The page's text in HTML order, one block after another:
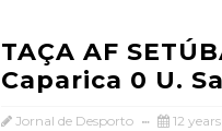
TAÇA AF
Caparica 0 U.
Jornal de Desporto 12